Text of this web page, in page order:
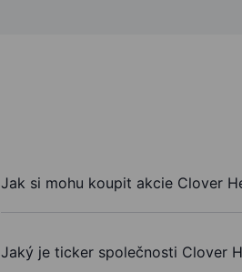
Jak si mohu koupit akcie Clover
Jaký je ticker společnosti Clover